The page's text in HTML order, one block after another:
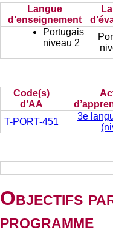
Langue
d’enseignement
Portugais
niveau 2
Code(s)
d’AA
T-PORT-451
3e
Objectifs
programme